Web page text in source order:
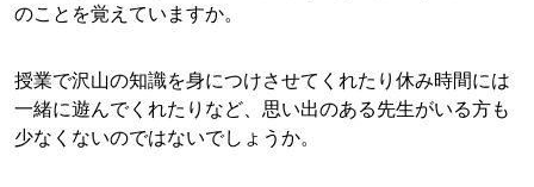
のことを覚えていますか。
授業で沢山の知識を身につけさせてくれたり休み時間には
一緒に遊んでくれたりなど、思い出のある先生がいる方も
少なくないのではないでしょうか。